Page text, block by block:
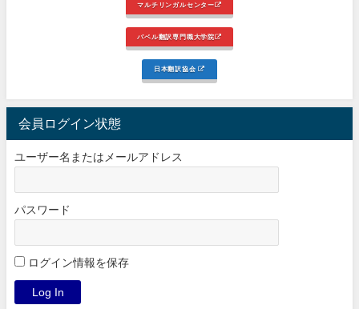
マルチリンガルセンター
バベル翻訳専門職大学院
日本翻訳協会
会員ログイン状態
ユーザー名またはメールアドレス
パスワード
ログイン情報を保存